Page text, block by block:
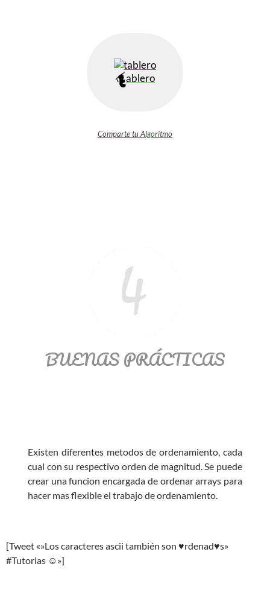
ablero
Comparte tu Algoritmo
BUENAS PRÁCTICAS
Existen diferentes metodos de ordenamiento, cada
cual con su respectivo orden de magnitud. Se puede
crear una funcion encargada de ordenar arrays para
hacer mas flexible el trabajo de ordenamiento.
[Tweet «»Los caracteres ascii también son ♥rdenad♥s»
#Tutorias ☺»]